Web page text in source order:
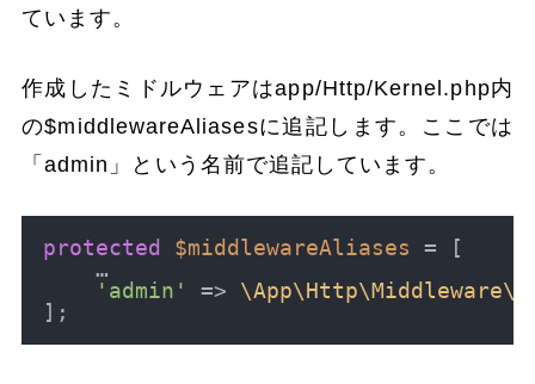
ています。
作成したミドルウェアはapp/Http/Kernel.php内
の$middlewareAliasesに追記します。ここでは
「admin」という名前で追記しています。
protected $middlewareAliases = [
    …
'admin'
=>